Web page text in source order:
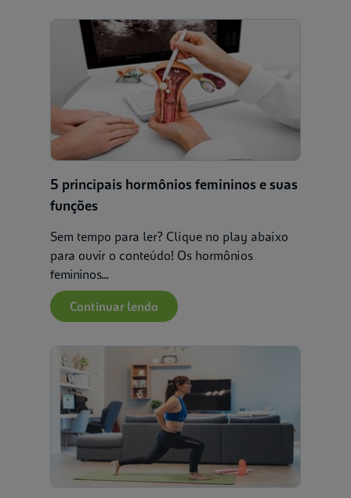
5 principais hormônios femininos e suas
funções
Sem tempo para ler? Clique no play abaixo
para ouvir o conteúdo! Os hormônios
femininos...
Continuar lendo